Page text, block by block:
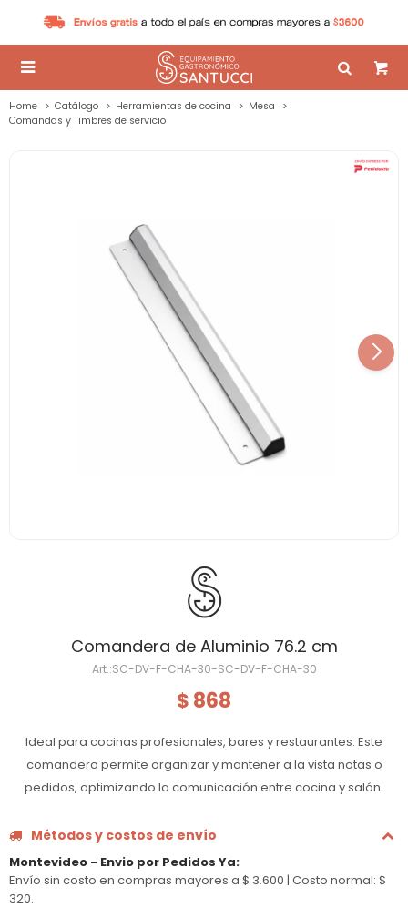

Home Catálogo Herramientas de cocina
Mesa
Comandas y Timbres de servicio
Comandera de Aluminio 76.2 cm
SC-DV-F-CHA-30-SC-DV-F-CHA-30
$ 868
Ideal para cocinas profesionales, bares y restaurantes. Este
comandero permite organizar y mantener a la vista notas o
pedidos, optimizando la comunicación entre cocina y salón.
Métodos y costos de envío
Montevideo - Envio por Pedidos Ya:
Envío sin costo en compras mayores a $ 3.600 | Costo normal: $
320.